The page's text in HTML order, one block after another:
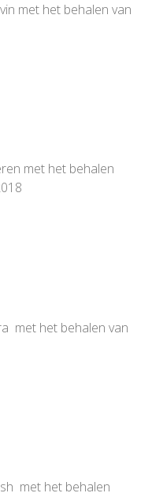
met het behalen van
met het behalen
met het behalen van
met het behalen